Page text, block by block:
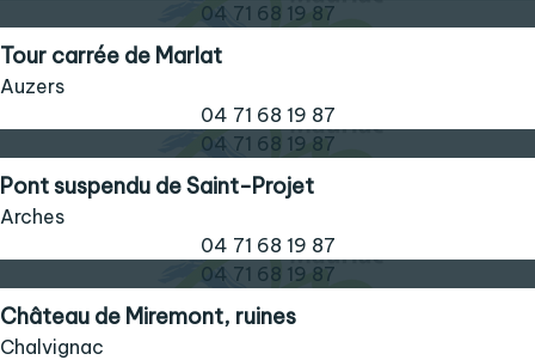
04 71 68 19 87
Tour carrée de Marlat
Auzers
04 71 68 19 87
04 71 68 19 87
Pont suspendu de Saint-Projet
Arches
04 71 68 19 87
04 71 68 19 87
Château de Miremont, ruines
Chalvignac